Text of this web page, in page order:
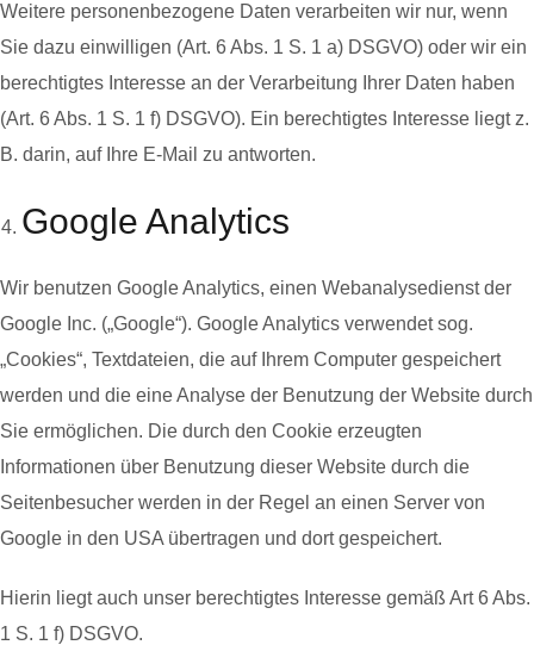
Weitere personenbezogene Daten verarbeiten wir nur, wenn
Sie dazu einwilligen (Art. 6 Abs. 1 S. 1 a) DSGVO) oder wir ein
berechtigtes Interesse an der Verarbeitung Ihrer Daten haben
(Art. 6 Abs. 1 S. 1 f) DSGVO). Ein berechtigtes Interesse liegt z.
B. darin, auf Ihre E-Mail zu antworten.
Google Analytics
Wir benutzen Google Analytics, einen Webanalysedienst der
Google Inc. („Google“). Google Analytics verwendet sog.
„Cookies“, Textdateien, die auf Ihrem Computer gespeichert
werden und die eine Analyse der Benutzung der Website durch
Sie ermöglichen. Die durch den Cookie erzeugten
Informationen über Benutzung dieser Website durch die
Seitenbesucher werden in der Regel an einen Server von
Google in den USA übertragen und dort gespeichert.
Hierin liegt auch unser berechtigtes Interesse gemäß Art 6 Abs.
1 S. 1 f) DSGVO.